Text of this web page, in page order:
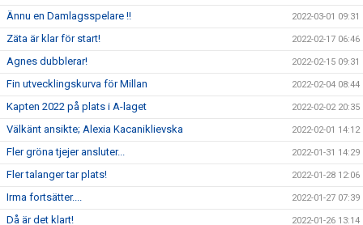
Ännu en Damlagsspelare !! 2022-03-01 09:31
Zäta är klar för start! 2022-02-17 06:46
Agnes dubblerar! 2022-02-15 09:31
Fin utvecklingskurva för Millan 2022-02-04 08:44
Kapten 2022 på plats i A-laget 2022-02-02 20:35
Välkänt ansikte; Alexia Kacaniklievska 2022-02-01 14:12
Fler gröna tjejer ansluter... 2022-01-31 14:29
Fler talanger tar plats! 2022-01-28 12:06
Irma fortsätter.... 2022-01-27 07:39
Då är det klart! 2022-01-26 13:14